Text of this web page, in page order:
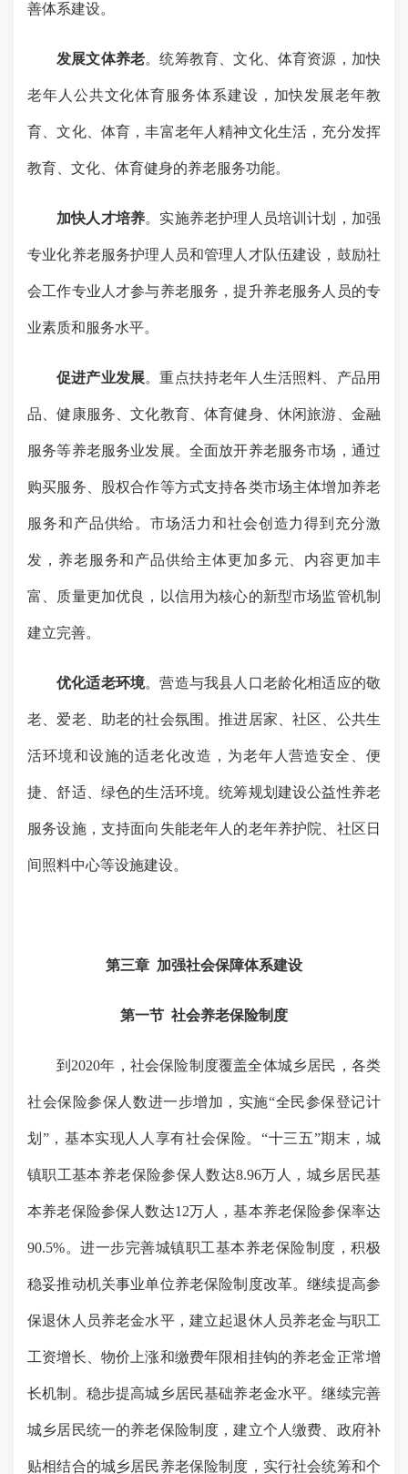
善体系建设。
发展文体养老。统筹教育、文化、体育资源，加快
老年人公共文化体育服务体系建设，加快发展老年教
育、文化、体育，丰富老年人精神文化生活，充分发挥
教育、文化、体育健身的养老服务功能。
加快人才培养。实施养老护理人员培训计划，加强
专业化养老服务护理人员和管理人才队伍建设，鼓励社
会工作专业人才参与养老服务，提升养老服务人员的专
业素质和服务水平。
促进产业发展。重点扶持老年人生活照料、产品用
品、健康服务、文化教育、体育健身、休闲旅游、金融
服务等养老服务业发展。全面放开养老服务市场，通过
购买服务、股权合作等方式支持各类市场主体增加养老
服务和产品供给。市场活力和社会创造力得到充分激
发，养老服务和产品供给主体更加多元、内容更加丰
富、质量更加优良，以信用为核心的新型市场监管机制
建立完善。
优化适老环境。营造与我县人口老龄化相适应的敬
老、爱老、助老的社会氛围。推进居家、社区、公共生
活环境和设施的适老化改造，为老年人营造安全、便
捷、舒适、绿色的生活环境。统筹规划建设公益性养老
服务设施，支持面向失能老年人的老年养护院、社区日
间照料中心等设施建设。
第三章 加强社会保障体系建设
第一节 社会养老保险制度
到 2020年， 社会保险制度覆盖全体城乡居民，各类
社会保险参保人数进一步增加，实施“全民参保登记计
划 ”，基本实现人人享有社会保险。 “十三五”期末，城
镇职工基本养老保险参保人数达8.96万人，城乡居民基
本养老保险参保人数达12万人，基本养老保险参保率达
90.5%。进一步完善城镇职工基本养老保险制度，积极
稳妥推动机关事业单位养老保险制度改革。继续提高参
保退休人员养老金水平，建立起退休人员养老金与职工
工资增长、物价上涨和缴费年限相挂钩的养老金正常增
长机制。稳步提高城乡居民基础养老金水平。继续完善
城乡居民统一的养老保险制度，建立个人缴费、政府补
贴相结合的城乡居民养老保险制度，实行社会统筹和个